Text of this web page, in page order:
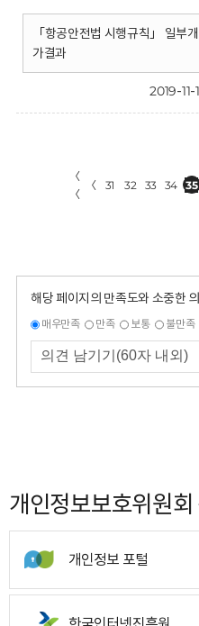
「항공안전법 시행규칙」 일부
가결과
2019-11-
〈
〈
〈 31 32 33 34 35
해당 페이지의 만족도와 소중한
매우만족 만족 보통 불만족
개인정보보호위원
개인정보 포털